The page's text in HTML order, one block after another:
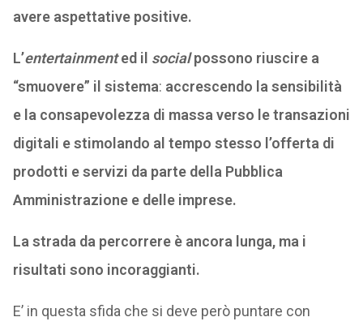
avere aspettative positive.
L’entertainmented il socialpossono riuscire a
“smuovere” il sistema: accrescendo la sensibilità
e la consapevolezza di massa verso le transazioni
digitali e stimolando al tempo stesso l’offerta di
prodotti e servizi da parte della Pubblica
Amministrazione e delle imprese.
La strada da percorrere è ancora lunga, ma i
risultati sono incoraggianti.
E’ in questa sfida che si deve però puntare con